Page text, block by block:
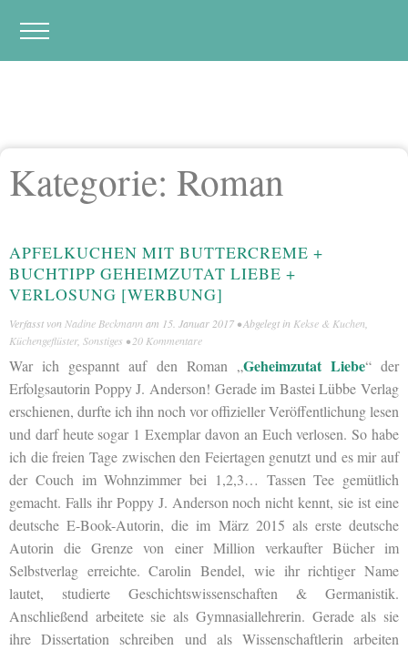
Kategorie: Roman
APFELKUCHEN MIT BUTTERCREME +
BUCHTIPP GEHEIMZUTAT LIEBE +
VERLOSUNG [WERBUNG]
Verfasst von Nadine Beckmann am 15. Januar 2017 • Abgelegt in Kekse & Kuchen
Küchengeflüster, Sonstiges •20 Kommentare
War ich gespannt auf den Roman „Geheimzutat Liebe“ der
Erfolgsautorin Poppy J. Anderson! Gerade im Bastei Lübbe Verlag
erschienen, durfte ich ihn noch vor offizieller Veröffentlichung lesen
und darf heute sogar 1 Exemplar davon an Euch verlosen. So habe
ich die freien Tage zwischen den Feiertagen genutzt und es mir auf
der Couch im Wohnzimmer bei 1,2,3… Tassen Tee gemütlich
gemacht. Falls ihr Poppy J. Anderson noch nicht kennt, sie ist eine
deutsche E-Book-Autorin, die im März 2015 als erste deutsche
Autorin die Grenze von einer Million verkaufter Bücher im
Selbstverlag erreichte. Carolin Bendel, wie ihr richtiger Name
lautet, studierte Geschichtswissenschaften & Germanistik.
Anschließend arbeitete sie als Gymnasiallehrerin. Gerade als sie
ihre Dissertation schreiben und als Wissenschaftlerin arbeiten